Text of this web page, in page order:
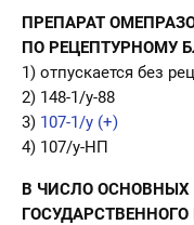
ПРЕПАРАТ
ПО РЕЦЕПТУРНОМУ
1) отпускается без
2) 148-1/у-88
3) 107-1/у (+)
4) 107/у-НП
В ЧИСЛО